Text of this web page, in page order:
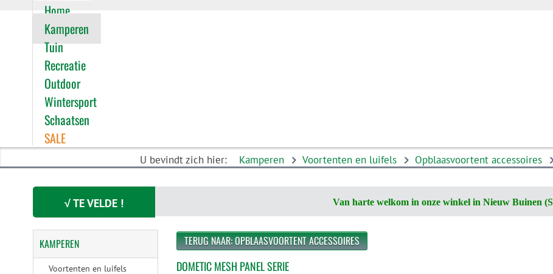
Home
Kamperen
Tuin
Recreatie
Outdoor
Wintersport
Schaatsen
SALE
U bevindt zich hier: Kamperen Voortenten en luifels Opblaasvoortent accessoires
√ TE VELDE ! Van harte welkom in onze winkel in Nieuw Buinen
TERUG NAAR: OPBLAASVOORTENT ACCESSOIRES
DOMETIC MESH PANEL SERIE
KAMPEREN
Voortenten en luifels